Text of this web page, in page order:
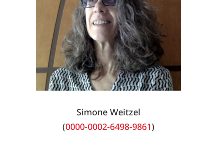
Simone Weitzel
(0000-0002-6498-9861)